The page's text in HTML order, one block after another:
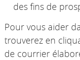
des fins de
Pour vous aider
trouverez en
de courrier